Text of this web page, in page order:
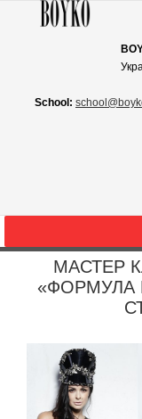
School:
МАСТЕР
«ФОРМУЛА